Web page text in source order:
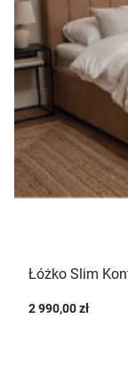
Łóżko Slim
2 990,00 zł